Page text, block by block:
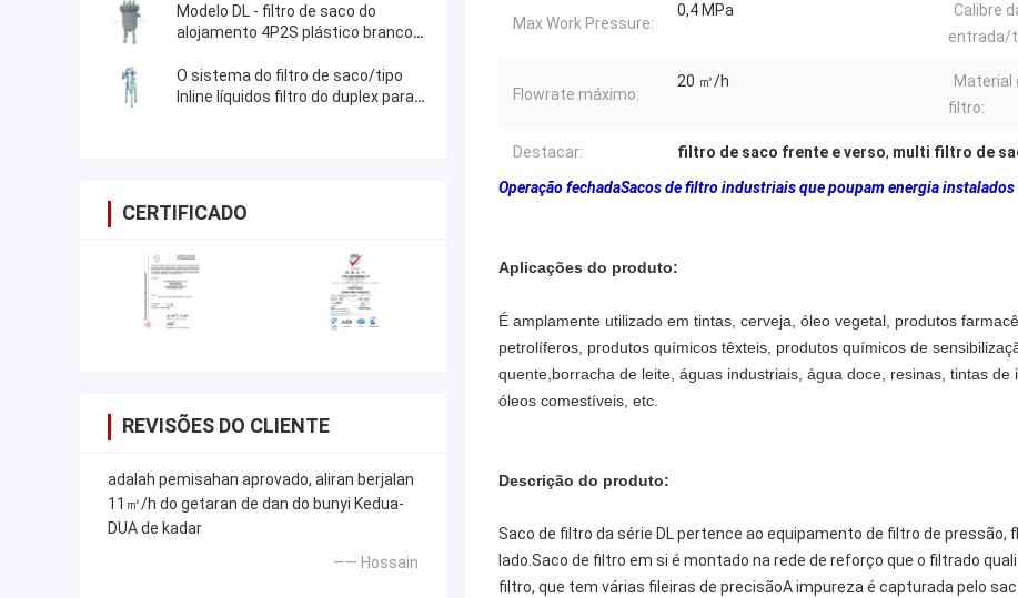
Modelo DL - filtro de saco do
alojamento 4P2S plástico branco
O sistema do filtro de saco/tipo
Inline líquidos filtro do duplex para
CERTIFICADO
REVISÕES DO CLIENTE
adalah pemisahan aprovado, aliran berjalan
11㎥/h do getaran de dan do bunyi Kedua-
DUA de kadar
—— Hossain
Max Work Pressure:
0,4 MPa
Calibre
entrada/
Flowrate máximo:
20 ㎥/h
Material
filtro:
Destacar: filtro de saco frente e verso, multi filtro de
Operação fechadaSacos de filtro industriais que poupam energia
Aplicações do produto:
É amplamente utilizado em tintas, cerveja, óleo vegetal, produtos
petrolíferos, produtos químicos têxteis, produtos químicos de
quente,borracha de leite, águas industriais, água doce, resinas, tintas
óleos comestíveis, etc.
Descrição do produto:
Saco de filtro da série DL pertence ao equipamento de filtro de pressão,
lado.Saco de filtro em si é montado na rede de reforço que o filtrado
filtro, que tem várias fileiras de precisãoA impureza é capturada pelo